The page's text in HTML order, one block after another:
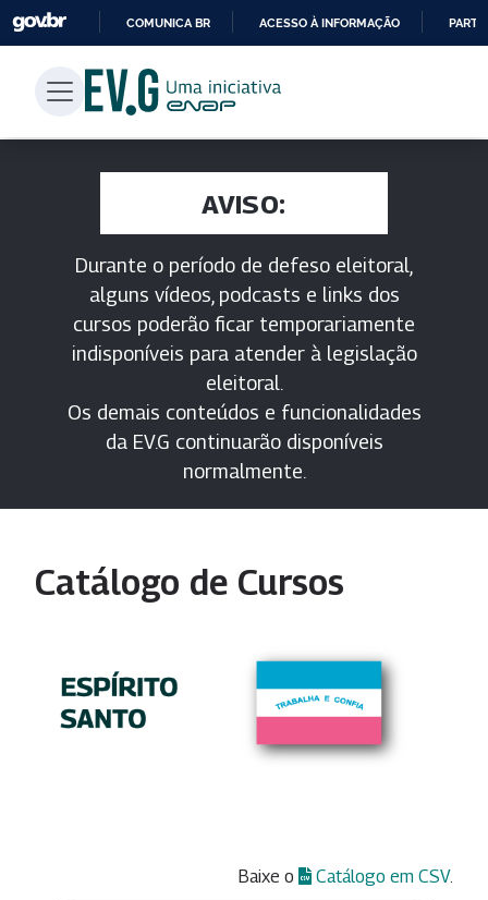
PARA
CONTEÚDO
COMUNICA BR ACESSO À INFORMAÇÃO
AVISO:
Durante o período de defeso eleitoral,
alguns vídeos, podcasts e links dos
cursos poderão ficar temporariamente
indisponíveis para atender à legislação
eleitoral.
Os demais conteúdos e funcionalidades
da EV.G continuarão disponíveis
normalmente.
Catálogo de Cursos
Baixe o Catálogo em CSV.